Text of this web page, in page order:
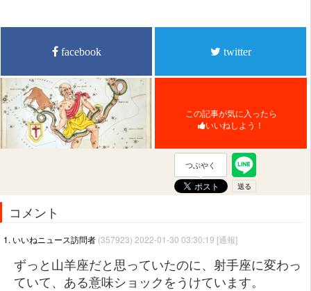
facebook twitter
この記事が気に入ったら
いいねしよう！
つぶやく
コメント
1. いいねニュース訪問者 (357923) 2022-01-30 03:30:19 [通報]
ずっと山羊座だと思っていたのに、射手座に変わっ
ていて、ある意味ショックをうけています。